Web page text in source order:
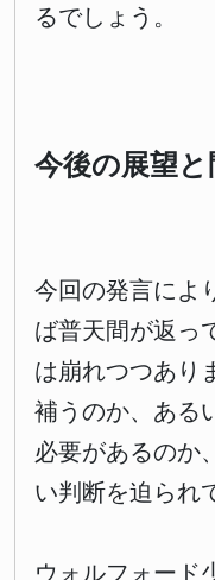
るでしょう。
今後の展望
今回の発言によ
ば普天間が返っ
は崩れつつあり
補うのか、ある
必要があるのか
い判断を迫られ
ウォルフォード